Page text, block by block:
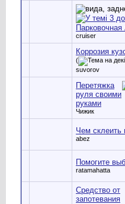
Парковочная
cruiser
Коррозия
(
suvorov
Перетяжка
руля своими
руками
Чижик
Чем склеить
abez
Помогите
ratamahatta
Средство от
запотевания